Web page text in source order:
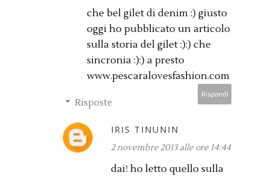
che bel gilet di denim :) giusto
oggi ho pubblicato un articolo
sulla storia del gilet :):) che
sincronia :):) a presto
www.pescaralovesfashion.com
Rispondi
Risposte
IRIS TINUNIN
2 novembre 2013 alle ore 14:44
dai! ho letto quello sulla